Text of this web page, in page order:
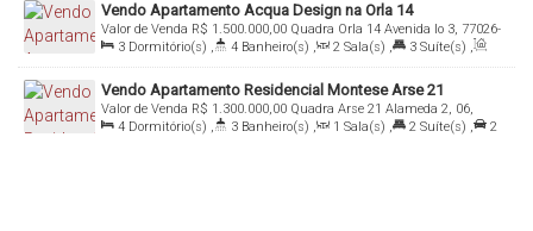
Vendo Apartamento Acqua Design na Orla 14
R$ 1.500.000,00
Valor de Venda
Quadra Orla 14 Avenida lo 3, 77026-
070, Graciosa - Orla 14, Palmas, Tocantins, Brasil
3 Dormitório(s) , 4 Banheiro(s) , 2 Sala(s) , 3 Suíte(s) ,
Total: 121.00m² , 2 Vaga(s) , Útil: 121.00m²
Vendo Apartamento Residencial Montese Arse 21
R$ 1.300.000,00
Valor de Venda
Quadra Arse 21 Alameda 2, 06,
77020-494, Plano Diretor Sul, Palmas, Tocantins, Brasil
4 Dormitório(s) , 3 Banheiro(s) , 1 Sala(s) , 2 Suíte(s) ,
2